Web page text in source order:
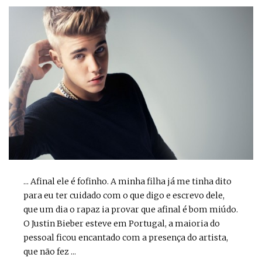
... Afinal ele é fofinho. A minha filha já me tinha dito
para eu ter cuidado com o que digo e escrevo dele,
que um dia o rapaz ia provar que afinal é bom miúdo.
O Justin Bieber esteve em Portugal, a maioria do
pessoal ficou encantado com a presença do artista,
que não fez ...